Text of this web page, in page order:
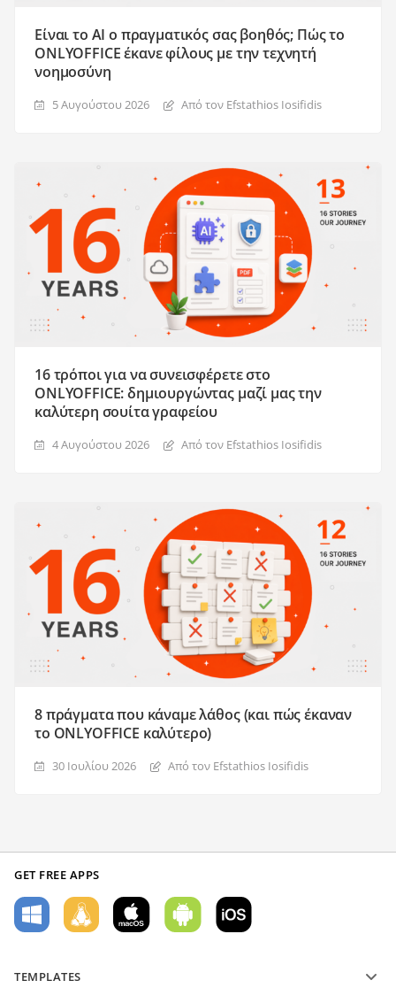
Είναι το AI ο πραγματικός σας βοηθός; Πώς το
ONLYOFFICE έκανε φίλους με την τεχνητή
νοημοσύνη
5 Αυγούστου 2026 Από τον Efstathios Iosifidis
16 τρόποι για να συνεισφέρετε στο
ONLYOFFICE: δημιουργώντας μαζί μας την
καλύτερη σουίτα γραφείου
4 Αυγούστου 2026 Από τον Efstathios Iosifidis
8 πράγματα που κάναμε λάθος (και πώς έκαναν
το ONLYOFFICE καλύτερο)
30 Ιουλίου 2026 Από τον Efstathios Iosifidis
GET FREE APPS
TEMPLATES